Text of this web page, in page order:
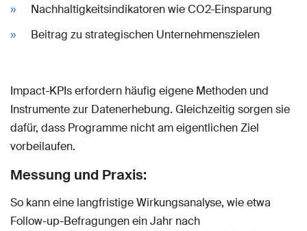
Nachhaltigkeitsindikatoren wie CO2-Einsparung
Beitrag zu strategischen Unternehmenszielen
Impact-KPIs erfordern häufig eigene Methoden und
Instrumente zur Datenerhebung. Gleichzeitig sorgen sie
dafür, dass Programme nicht am eigentlichen Ziel
vorbeilaufen.
Messung und Praxis:
So kann eine langfristige Wirkungsanalyse, wie etwa
Follow-up-Befragungen ein Jahr nach